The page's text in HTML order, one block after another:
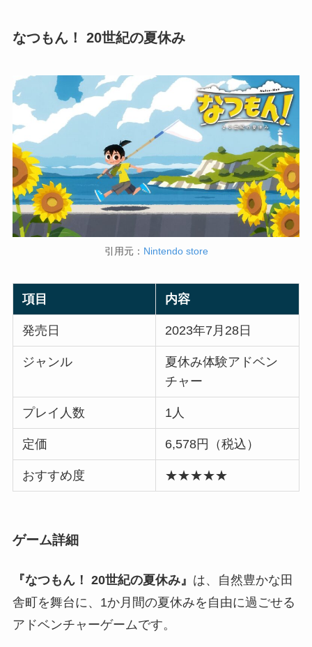
なつもん！ 20世紀の夏休み
引用元： Nintendo store
項目 内容
発売日 2023年7月28日
ジャンル
夏休み体験アドベン
チャー
プレイ人数 1人
定価 6,578円（税込）
おすすめ度 ★★★★★
ゲーム詳細
『なつもん！ 20世紀の夏休み』 は、自然豊かな田
舎町を舞台に、1か月間の夏休みを自由に過ごせる
アドベンチャーゲームです。